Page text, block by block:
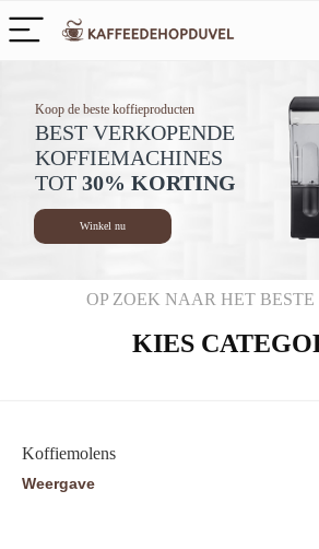
BEST VERKOPENDE
KOFFIEMACHINES
TOT 30% KORTING
Koop de beste koffieproducten
Winkel nu
OP ZOEK NAAR HET BESTE
KIES
Koffiemolens
Weergave